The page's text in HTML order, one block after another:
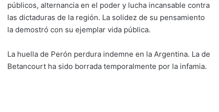
públicos, alternancia en el poder y lucha incansable contra
las dictaduras de la región. La solidez de su pensamiento
la demostró con su ejemplar vida pública.
La huella de Perón perdura indemne en la Argentina. La de
Betancourt ha sido borrada temporalmente por la infamia.